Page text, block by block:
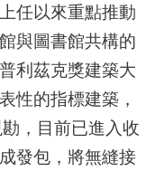
任以來重點推動
與圖書館共構的
利茲克獎建築大
性的指標建築，
，目前已進入收
發包，將無縫接